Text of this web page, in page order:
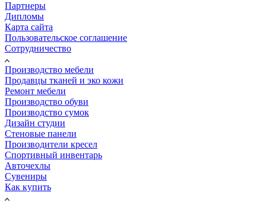
Партнеры
Дипломы
Карта сайта
Пользовательское соглашение
Сотрудничество
Производство мебели
Продавцы тканей и эко кожи
Ремонт мебели
Производство обуви
Производство сумок
Дизайн студии
Стеновые панели
Производители кресел
Спортивный инвентарь
Авточехлы
Сувениры
Как купить